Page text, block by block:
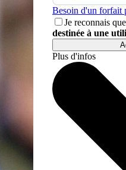
Besoin d'un forfait
Je reconnais
destinée à une
Plus d'infos